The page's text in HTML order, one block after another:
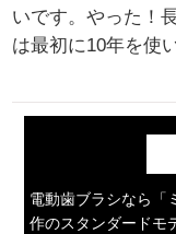
いです。やった！
は最初に10年を使
電動歯ブラシなら「
作のスタンダードモ